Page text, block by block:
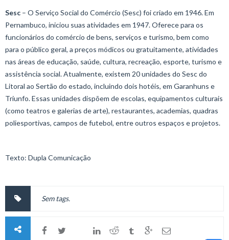
Sesc – O Serviço Social do Comércio (Sesc) foi criado em 1946. Em
Pernambuco, iniciou suas atividades em 1947. Oferece para os
funcionários do comércio de bens, serviços e turismo, bem como
para o público geral, a preços módicos ou gratuitamente, atividades
nas áreas de educação, saúde, cultura, recreação, esporte, turismo e
assistência social. Atualmente, existem 20 unidades do Sesc do
Litoral ao Sertão do estado, incluindo dois hotéis, em Garanhuns e
Triunfo. Essas unidades dispõem de escolas, equipamentos culturais
(como teatros e galerias de arte), restaurantes, academias, quadras
poliesportivas, campos de futebol, entre outros espaços e projetos.
Texto: Dupla Comunicação
Sem tags.